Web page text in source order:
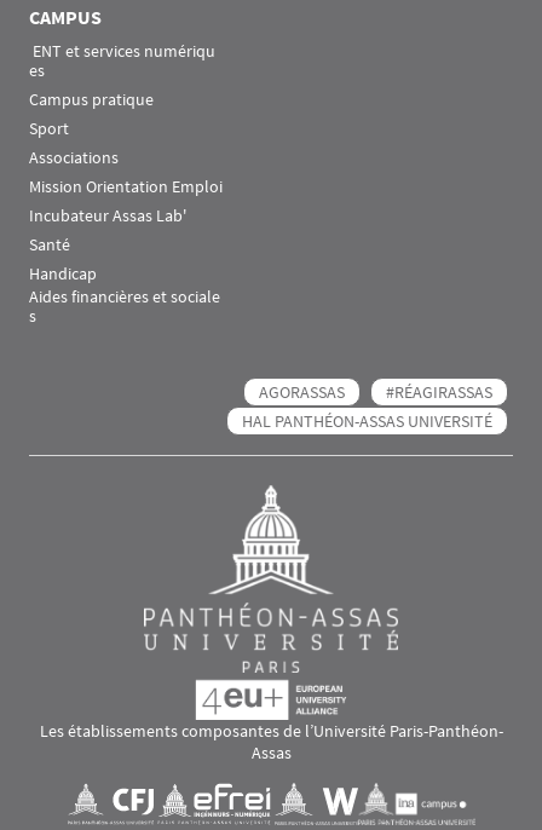
CAMPUS
es
Campus pratique
Sport
Associations
Mission Orientation Emploi
Incubateur Assas Lab'
Santé
Handicap
Aides financières et sociale
s
AGORASSAS
#RÉAGIRASSAS
HAL PANTHÉON-ASSAS UNIVERSITÉ
Les établissements composantes de l’Université Paris-Panthéon-
Assas
Visuel svgVisuel svg Visuel svgVisuel svg